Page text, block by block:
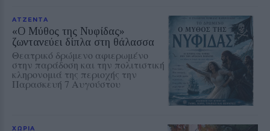
ΑΤΖΕΝΤΑ
«Ο Μύθος της Νυφίδας»
ζωντανεύει δίπλα στη θάλασσα
Θεατρικό δρώμενο αφιερωμένο
στην παράδοση και την πολιτιστική
κληρονομιά της περιοχής την
Παρασκευή 7 Αυγούστου
ΧΩΡΙΑ